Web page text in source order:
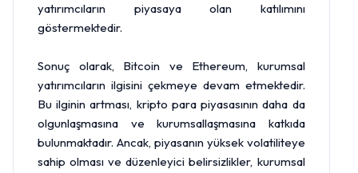
yatırımcıların piyasaya olan katılımını
göstermektedir.
Sonuç olarak, Bitcoin ve Ethereum, kurumsal
yatırımcıların ilgisini çekmeye devam etmektedir.
Bu ilginin artması, kripto para piyasasının daha da
olgunlaşmasına ve kurumsallaşmasına katkıda
bulunmaktadır. Ancak, piyasanın yüksek volatiliteye
sahip olması ve düzenleyici belirsizlikler, kurumsal